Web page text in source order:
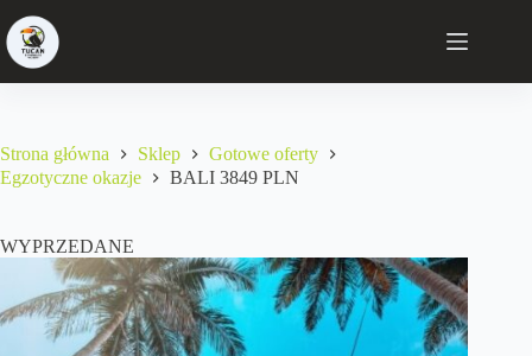
Strona główna Sklep
Gotowe oferty
Egzotyczne okazje
BALI 3849 PLN
WYPRZEDANE